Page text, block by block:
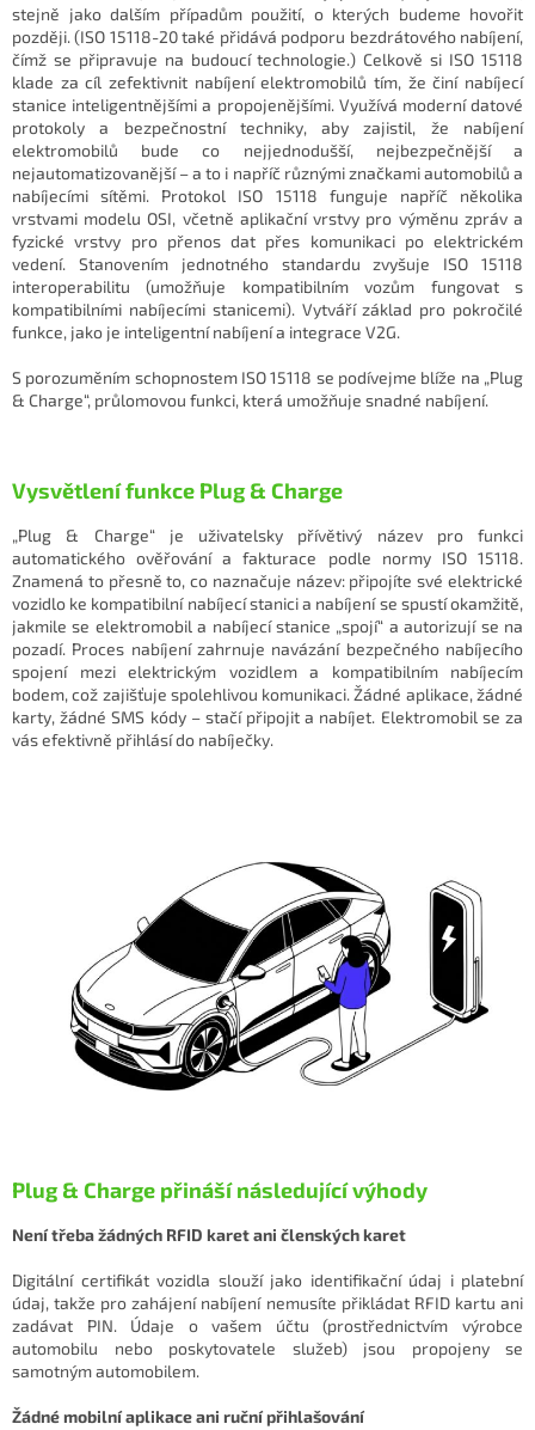
stejně jako dalším případům použití, o kterých budeme hovořit
později. (ISO 15118-20 také přidává podporu bezdrátového nabíjení,
čímž se připravuje na budoucí technologie.) Celkově si ISO 15118
klade za cíl zefektivnit nabíjení elektromobilů tím, že činí nabíjecí
stanice inteligentnějšími a propojenějšími. Využívá moderní datové
protokoly a bezpečnostní techniky, aby zajistil, že nabíjení
elektromobilů bude co nejjednodušší, nejbezpečnější a
nejautomatizovanější – a to i napříč různými značkami automobilů a
nabíjecími sítěmi. Protokol ISO 15118 funguje napříč několika
vrstvami modelu OSI, včetně aplikační vrstvy pro výměnu zpráv a
fyzické vrstvy pro přenos dat přes komunikaci po elektrickém
vedení. Stanovením jednotného standardu zvyšuje ISO 15118
interoperabilitu (umožňuje kompatibilním vozům fungovat s
kompatibilními nabíjecími stanicemi). Vytváří základ pro pokročilé
funkce, jako je inteligentní nabíjení a integrace V2G.
S porozuměním schopnostem ISO 15118 se podívejme blíže na „Plug
& Charge“, průlomovou funkci, která umožňuje snadné nabíjení.
Vysvětlení funkce Plug & Charge
„Plug & Charge“ je uživatelsky přívětivý název pro funkci
automatického ověřování a fakturace podle normy ISO 15118.
Znamená to přesně to, co naznačuje název: připojíte své elektrické
vozidlo ke kompatibilní nabíjecí stanici a nabíjení se spustí okamžitě,
jakmile se elektromobil a nabíjecí stanice „spojí“ a autorizují se na
pozadí. Proces nabíjení zahrnuje navázání bezpečného nabíjecího
spojení mezi elektrickým vozidlem a kompatibilním nabíjecím
bodem, což zajišťuje spolehlivou komunikaci. Žádné aplikace, žádné
karty, žádné SMS kódy – stačí připojit a nabíjet. Elektromobil se za
vás efektivně přihlásí do nabíječky.
Plug & Charge přináší následující výhody
Není třeba žádných RFID karet ani členských karet
Digitální certifikát vozidla slouží jako identifikační údaj i platební
údaj, takže pro zahájení nabíjení nemusíte přikládat RFID kartu ani
zadávat PIN. Údaje o vašem účtu (prostřednictvím výrobce
automobilu nebo poskytovatele služeb) jsou propojeny se
samotným automobilem.
Žádné mobilní aplikace ani ruční přihlašování